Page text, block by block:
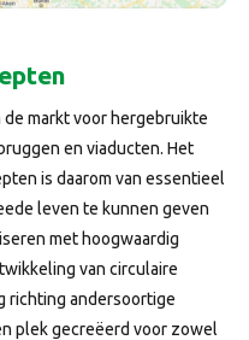
markt voor hergebruikte
en viaducten. Het
is daarom van essentieel
leven te kunnen geven
met hoogwaardig
van circulaire
richting andersoortige
plek gecreëerd voor zowel